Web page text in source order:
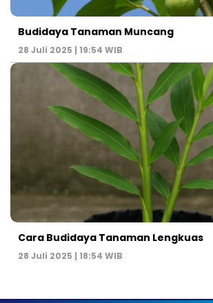
Budidaya Tanaman Muncang
28 Juli 2025 | 19:54 WIB
Cara Budidaya Tanaman Lengkuas
28 Juli 2025 | 18:54 WIB